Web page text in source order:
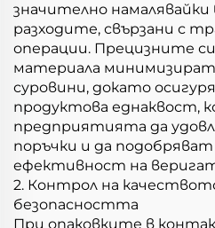
значително
разходите, свързани с
операции. Прецизните
материала
суровини, докато
продуктова еднаквост,
предприятията да
поръчки и да
ефективност на
2. Контрол на
безопасността
При опаковките в